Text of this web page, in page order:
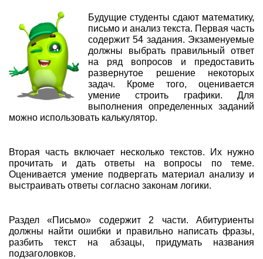
Будущие студенты сдают математику,
письмо и анализ текста. Первая часть
содержит 54 задания. Экзаменуемые
должны выбрать правильный ответ
на ряд вопросов и предоставить
развернутое решение некоторых
задач. Кроме того, оценивается
умение строить графики. Для
выполнения определенных заданий
можно использовать калькулятор.
Вторая часть включает несколько текстов. Их нужно
прочитать и дать ответы на вопросы по теме.
Оценивается умение подвергать материал анализу и
выстраивать ответы согласно законам логики.
Раздел «Письмо» содержит 2 части. Абитуриенты
должны найти ошибки и правильно написать фразы,
разбить текст на абзацы, придумать названия
подзаголовков.